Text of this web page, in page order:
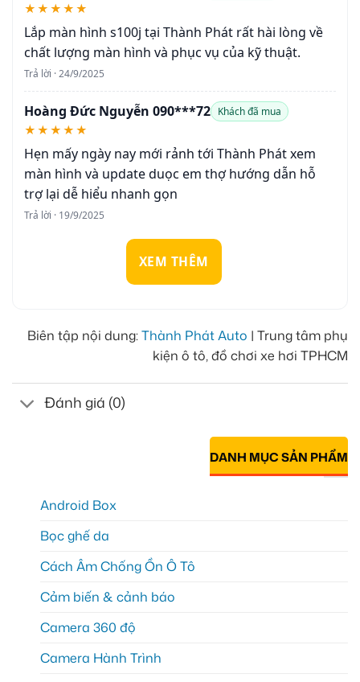
★★★★★
Lắp màn hình s100j tại Thành Phát rất hài lòng về
chất lượng màn hình và phục vụ của kỹ thuật.
Trả lời · 24/9/2025
Hoàng Đức Nguyễn 090***72 Khách đã mua
★★★★★
Hẹn mấy ngày nay mới rảnh tới Thành Phát xem
màn hình và update duọc em thợ hướng dẫn hỗ
trợ lại dễ hiểu nhanh gọn
Trả lời · 19/9/2025
XEM THÊM
Biên tập nội dung:Thành Phát Auto | Trung tâm phụ
kiện ô tô, đồ chơi xe hơi TPHCM
Đánh giá (0)
DANH MỤC SẢN PHẨM
Android Box
Bọc ghế da
Cách Âm Chống Ồn Ô Tô
Cảm biến & cảnh báo
Camera 360 độ
Camera Hành Trình